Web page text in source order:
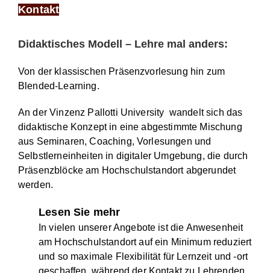
Kontakt
Didaktisches Modell – Lehre mal anders:
Von der klassischen Präsenzvorlesung hin zum
Blended-Learning.
An der Vinzenz Pallotti University wandelt sich das
didaktische Konzept in eine abgestimmte Mischung
aus Seminaren, Coaching, Vorlesungen und
Selbstlerneinheiten in digitaler Umgebung, die durch
Präsenzblöcke am Hochschulstandort abgerundet
werden.
Lesen Sie mehr
In vielen unserer Angebote ist die Anwesenheit
am Hochschulstandort auf ein Minimum reduziert
und so maximale Flexibilität für Lernzeit und -ort
geschaffen, während der Kontakt zu Lehrenden